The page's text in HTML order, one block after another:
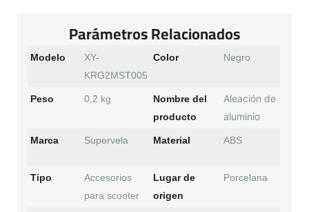
Parámetros Relacionados
Modelo
XY-
KRG2MST005
Color Negro
Peso 0,2 kg
Nombre del
producto
Aleación de
aluminio
Marca Supervela Material ABS
Tipo
Accesorios
para scooter
Lugar de
origen
Porcelana